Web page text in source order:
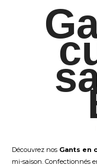
Découvrez nos Gants en
mi-saison. Confectionnés